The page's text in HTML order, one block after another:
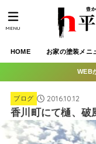
HOME お家の塗装メニ
MENU
WEB
ブログ 2016.10.12
香川町にて樋、破